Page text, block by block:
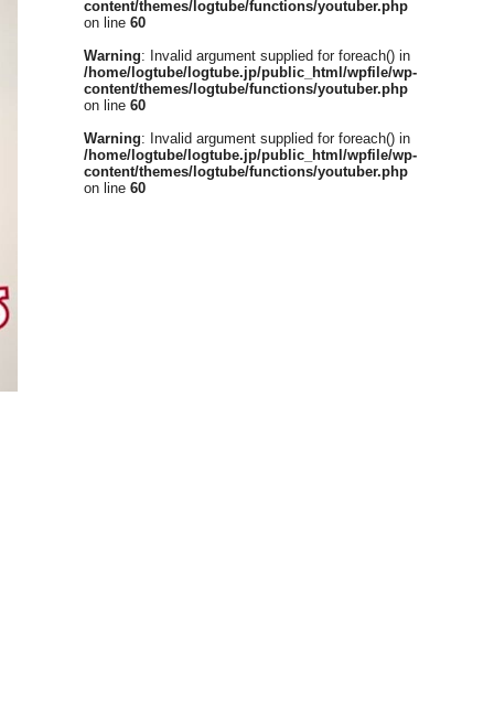
content/themes/logtube/functions/youtuber.php
on line 60
Warning: Invalid argument supplied for foreach() in
/home/logtube/logtube.jp/public_html/wpfile/wp-
content/themes/logtube/functions/youtuber.php
on line 60
Warning: Invalid argument supplied for foreach() in
/home/logtube/logtube.jp/public_html/wpfile/wp-
content/themes/logtube/functions/youtuber.php
on line 60